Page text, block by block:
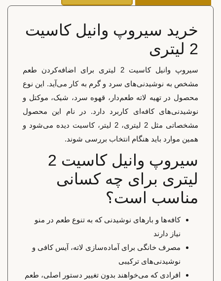
خرید سیروپ وانیل کاسیت
2 لیتری
سیروپ وانیل کاسیت 2 لیتری برای اضافه‌کردن طعم
مشخص به نوشیدنی‌های سرد و گرم به کار می‌آید. این نوع
محصول در تهیه لاته طعم‌دار، قهوه سرد، شیک، موکتل و
نوشیدنی‌های کافه‌ای کاربرد دارد. در نام این محصول
مشخصاتی مثل 2 لیتری، 2 لیتر، کاسیت دیده می‌شود و
همین موارد باید هنگام انتخاب بررسی شوند.
سیروپ وانیل کاسیت 2
لیتری برای چه کسانی
مناسب است؟
کافه‌ها و بارهای نوشیدنی که به تنوع طعم در منو
نیاز دارند
مصرف خانگی برای آماده‌سازی لاته، آیس کافی و
نوشیدنی‌های ترکیبی
افرادی که می‌خواهند بدون تغییر دستور اصلی، طعم